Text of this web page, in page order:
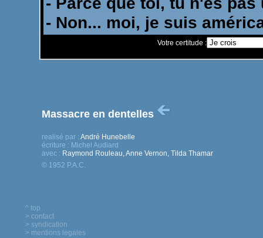
Votre certitude :
Massacre en dentelles
realisé par : André Hunebelle
écriture : Michel Audiard
avec : Raymond Rouleau, Anne Vernon, Tilda Thamar
© 1952 P.A.C.
^ top
> contact
> syndication
> mentions legales